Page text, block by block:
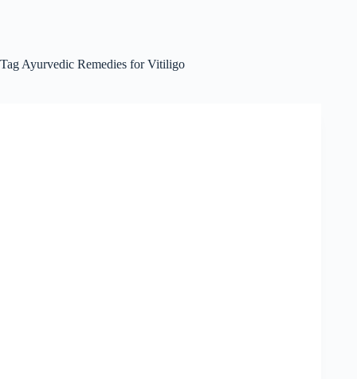
Tag Ayurvedic Remedies for Vitiligo